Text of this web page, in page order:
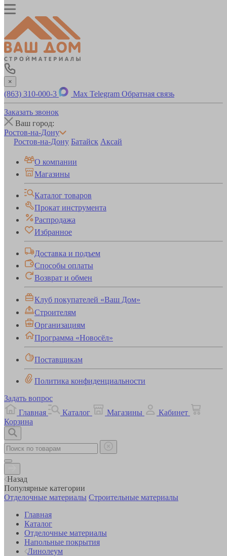
×
(863) 310-000-3 Max Telegram Обратная связь
Заказать звонок
Ваш город:
Ростов-на-Дону
Ростов-на-Дону Батайск Аксай
О компании
Магазины
Каталог товаров
Прокат инструмента
Распродажа
Избранное
Доставка и подъем
Способы оплаты
Возврат и обмен
Клуб покупателей «Ваш Дом»
Строителям
Организациям
Программа «Новосёл»
Поставщикам
Политика конфиденциальности
Задать вопрос
Главная
Каталог Магазины
Кабинет
Корзина
Назад
Популярные категории
Отделочные материалы Строительные материалы
Главная
Каталог
Отделочные материалы
Напольные покрытия
Линолеум